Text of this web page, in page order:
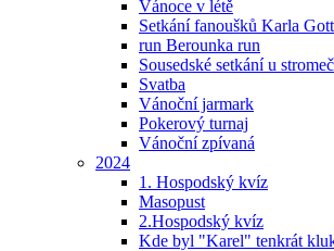
Vánoce v létě
Setkání fanoušků Karla
run Berounka run
Sousedské setkání u
Svatba
Vánoční jarmark
Pokerový turnaj
Vánoční zpívaná
2024
1. Hospodský kvíz
Masopust
2.Hospodský kvíz
Kde byl "Karel" tenkrát